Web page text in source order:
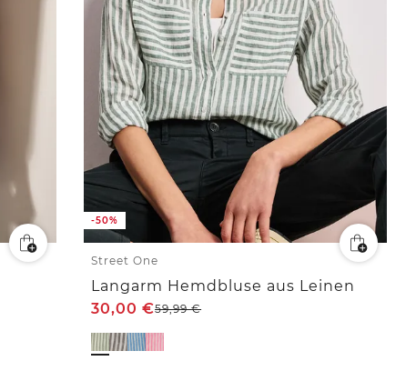
-50%
Street One
Langarm Hemdbluse aus Leinen
30,00€59,99€